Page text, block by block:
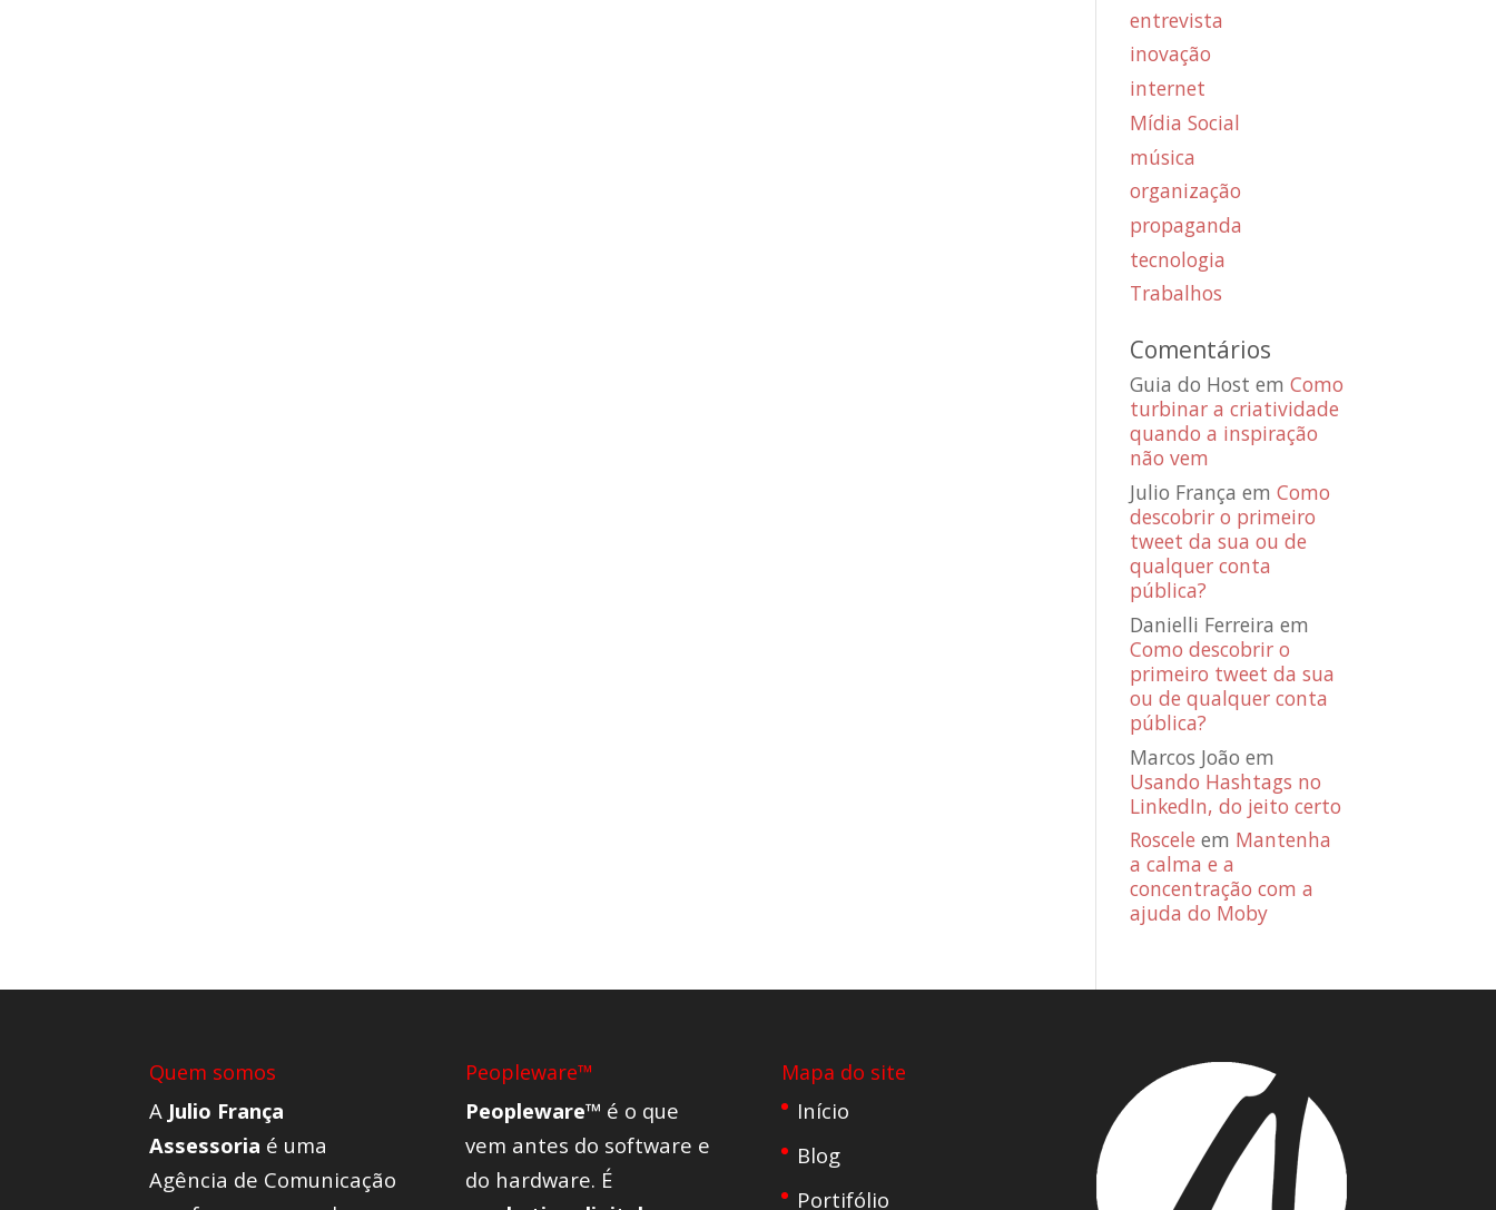
entrevista
inovação
internet
Mídia Social
música
organização
propaganda
tecnologia
Trabalhos
Comentários
Guia do Host emComo
turbinar a criatividade
quando a inspiração
não vem
Julio França emComo
descobrir o primeiro
tweet da sua ou de
qualquer conta
pública?
Danielli Ferreira em
Como descobrir o
primeiro tweet da sua
ou de qualquer conta
pública?
Marcos João em
Usando Hashtags no
LinkedIn, do jeito certo
Roscele em Mantenha
a calma e a
concentração com a
ajuda do Moby
Quem somos
A Julio França
Assessoria é uma
Agência de Comunicação
Peopleware™
Peopleware™ é o que
vem antes do software e
do hardware. É
Mapa do site
Início
Blog
Portifólio